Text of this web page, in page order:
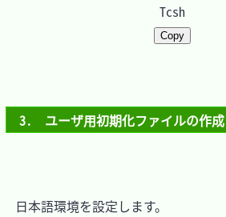
Tcsh
Copy
3.　ユーザ用初期化ファイルの作成
日本語環境を設定します。